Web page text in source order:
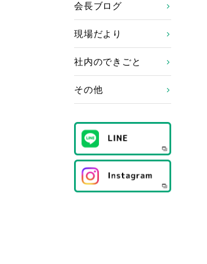
会長ブログ
現場だより
社内のできごと
その他